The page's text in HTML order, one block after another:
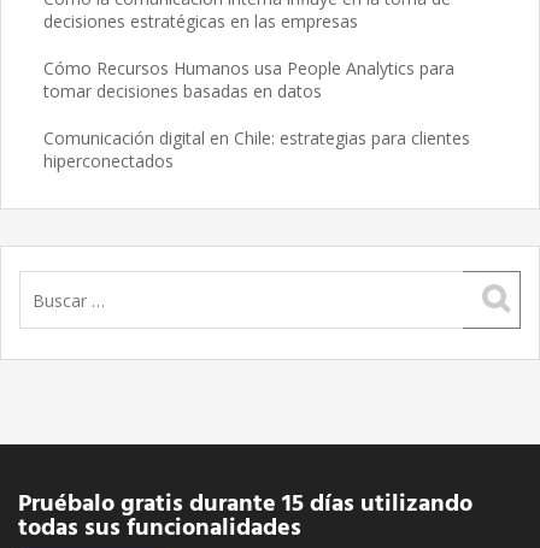
decisiones estratégicas en las empresas
Cómo Recursos Humanos usa People Analytics para
tomar decisiones basadas en datos
Comunicación digital en Chile: estrategias para clientes
hiperconectados
Pruébalo gratis durante 15 días utilizando
todas sus funcionalidades